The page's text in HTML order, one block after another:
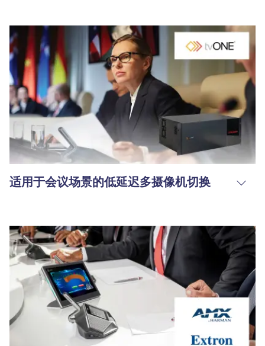
适用于会议场景的低延迟多摄像机切换